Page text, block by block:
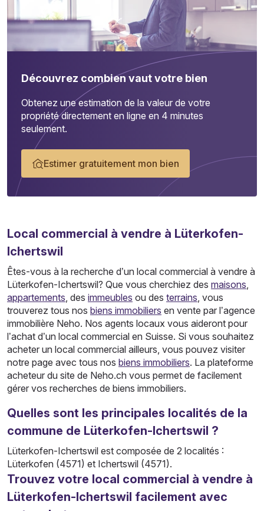
Découvrez combien vaut votre bien
Obtenez une estimation de la valeur de votre
propriété directement en ligne en 4 minutes
seulement.
Estimer gratuitement mon bien
Local commercial à vendre à Lüterkofen-
Ichertswil
Êtes-vous à la recherche d’un local commercial à vendre à
Lüterkofen-Ichertswil? Que vous cherchiez des maisons,
appartements, des immeubles ou des terrains, vous
trouverez tous nos biens immobiliers en vente par l’agence
immobilière Neho. Nos agents locaux vous aideront pour
l’achat d’un local commercial en Suisse. Si vous souhaitez
acheter un local commercial ailleurs, vous pouvez visiter
notre page avec tous nos biens immobiliers. La plateforme
acheteur du site de Neho.ch vous permet de facilement
gérer vos recherches de biens immobiliers.
Quelles sont les principales localités de la
commune de Lüterkofen-Ichertswil ?
Lüterkofen-Ichertswil est composée de 2 localités :
Lüterkofen (4571) et Ichertswil (4571).
Trouvez votre local commercial à vendre à
Lüterkofen-Ichertswil facilement avec